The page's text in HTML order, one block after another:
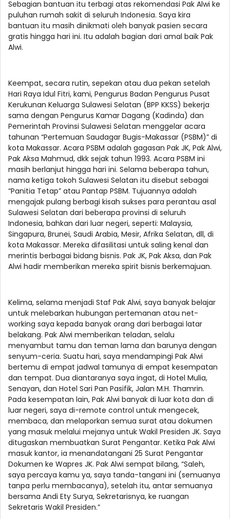
Sebagian bantuan itu terbagi atas rekomendasi Pak Alwi ke
puluhan rumah sakit di seluruh Indonesia. Saya kira
bantuan itu masih dinikmati oleh banyak pasien secara
gratis hingga hari ini. Itu adalah bagian dari amal baik Pak
Alwi.
Keempat, secara rutin, sepekan atau dua pekan setelah
Hari Raya Idul Fitri, kami, Pengurus Badan Pengurus Pusat
Kerukunan Keluarga Sulawesi Selatan (BPP KKSS) bekerja
sama dengan Pengurus Kamar Dagang (Kadinda) dan
Pemerintah Provinsi Sulawesi Selatan menggelar acara
tahunan “Pertemuan Saudagar Bugis-Makassar (PSBM)” di
kota Makassar. Acara PSBM adalah gagasan Pak JK, Pak Alwi,
Pak Aksa Mahmud, dkk sejak tahun 1993. Acara PSBM ini
masih berlanjut hingga hari ini. Selama beberapa tahun,
nama ketiga tokoh Sulawesi Selatan itu disebut sebagai
“Panitia Tetap” atau Pantap PSBM. Tujuannya adalah
mengajak pulang berbagi kisah sukses para perantau asal
Sulawesi Selatan dari beberapa provinsi di seluruh
Indonesia, bahkan dari luar negeri, seperti: Malaysia,
Singapura, Brunei, Saudi Arabia, Mesir, Afrika Selatan, dll, di
kota Makassar. Mereka difasilitasi untuk saling kenal dan
merintis berbagai bidang bisnis. Pak JK, Pak Aksa, dan Pak
Alwi hadir memberikan mereka spirit bisnis berkemajuan.
Kelima, selama menjadi Staf Pak Alwi, saya banyak belajar
untuk melebarkan hubungan pertemanan atau net-
working saya kepada banyak orang dari berbagai latar
belakang. Pak Alwi memberikan teladan, selalu
menyambut tamu dan teman lama dan barunya dengan
senyum-ceria. Suatu hari, saya mendampingi Pak Alwi
bertemu di empat jadwal tamunya di empat kesempatan
dan tempat. Dua diantaranya saya ingat, di Hotel Mulia,
Senayan, dan Hotel Sari Pan Pasifik, Jalan M.H. Thamrin.
Pada kesempatan lain, Pak Alwi banyak di luar kota dan di
luar negeri, saya di-remote control untuk mengecek,
membaca, dan melaporkan semua surat atau dokumen
yang masuk melalui mejanya untuk Wakil Presiden JK. Saya
ditugaskan membuatkan Surat Pengantar. Ketika Pak Alwi
masuk kantor, ia menandatangani 25 Surat Pengantar
Dokumen ke Wapres JK. Pak Alwi sempat bilang, “Saleh,
saya percaya kamu ya, saya tanda-tangani ini (semuanya
tanpa perlu membacanya), setelah itu, antar semuanya
bersama Andi Ety Surya, Sekretarisnya, ke ruangan
Sekretaris Wakil Presiden.”